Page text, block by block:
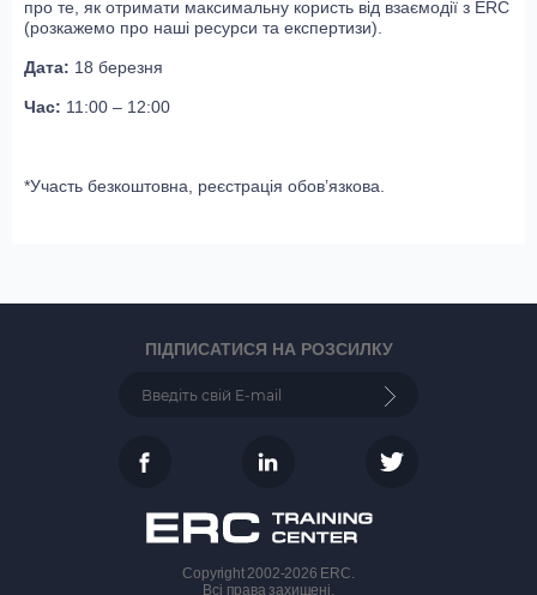
про те, як отримати максимальну користь від взаємодії з ERC
(розкажемо про наші ресурси та експертизи).
Дата: 18 березня
Час: 11:00 – 12:00
*Участь безкоштовна, реєстрація обов’язкова.
Copyright 2002-2026 ERC.
Всі права захищені.
ПІДПИСАТИСЯ НА РОЗСИЛКУ